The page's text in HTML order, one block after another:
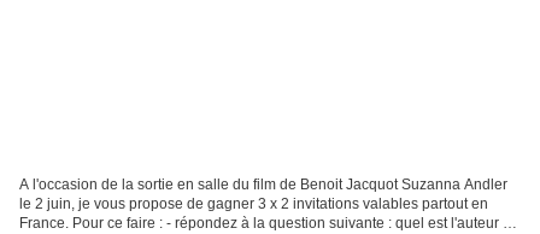
A l'occasion de la sortie en salle du film de Benoit Jacquot Suzanna Andler
le 2 juin, je vous propose de gagner 3 x 2 invitations valables partout en
France. Pour ce faire : - répondez à la question suivante : quel est l'auteur de